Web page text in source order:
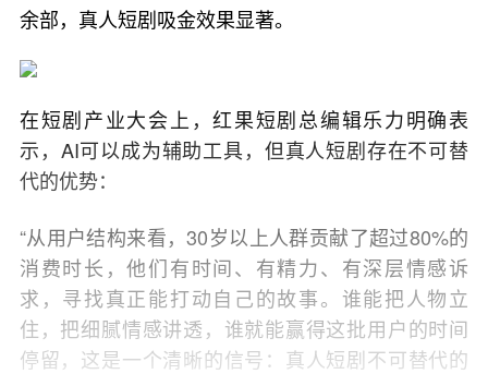
余部，真人短剧吸金效果显著。
在短剧产业大会上，红果短剧总编辑乐力明确表
示，AI可以成为辅助工具，但真人短剧存在不可替
代的优势：
“从用户结构来看，30岁以上人群贡献了超过80%的
消费时长，他们有时间、有精力、有深层情感诉
求，寻找真正能打动自己的故事。谁能把人物立
住，把细腻情感讲透，谁就能赢得这批用户的时间
停留，这是一个清晰的信号：真人短剧不可替代的